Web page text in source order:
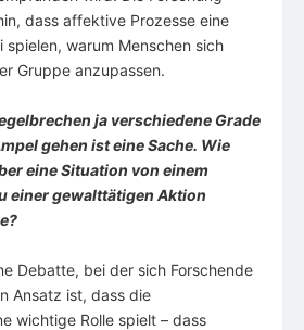
dass affektive Prozesse eine
spielen, warum Menschen sich
Gruppe anzupassen.
ja verschiedene Grade
gehen ist eine Sache. Wie
eine Situation von einem
einer gewalttätigen Aktion
Debatte, bei der sich Forschende
Ansatz ist, dass die
wichtige Rolle spielt – dass